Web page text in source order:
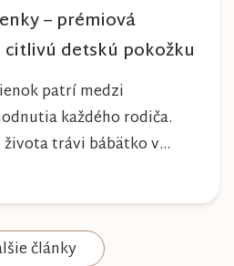
– prémiová
detskú pokožku
patrí medzi
každého rodiča.
života trávi bábätko v
preto by mala poskytovať
ale aj maximálny
citlivej pokožke. Plienky
s dôrazom na
články